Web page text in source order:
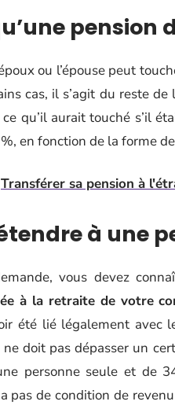
pension
ou l’épouse peut
cas, il s’agit du reste
ce qu’il aurait touché s’il
en fonction de la forme
Transférer sa pension à
à une
vous devez
à la retraite de votre
été lié légalement avec
doit pas dépasser un
personne seule et de
pas de condition de